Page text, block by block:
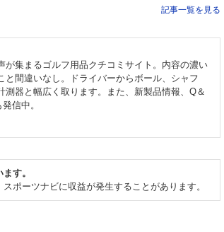
記事一覧
が集まるゴルフ用品クチコミサイト。内容の濃い
と間違いなし。ドライバーからボール、シャフ
測器と幅広く取ります。また、新製品情報、Q＆
信中。
す。
ポーツナビに収益が発生することがあります。